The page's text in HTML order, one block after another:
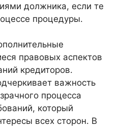
должника, если те
процедуры.
правовых аспектов
кредиторов.
важность
процесса
который
всех сторон. В